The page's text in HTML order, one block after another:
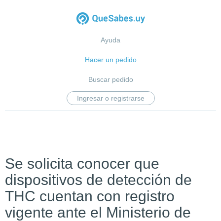
Ayuda
Hacer un pedido
Buscar pedido
Ingresar o registrarse
Se solicita conocer que
dispositivos de detección de
THC cuentan con registro
vigente ante el Ministerio de